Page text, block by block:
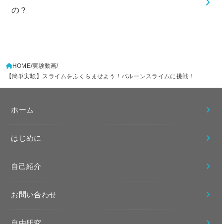
の？
HOME 実験動画
【簡単実験】スライムをふくらませよう！バルーンスライムに挑戦！
ホーム
はじめに
自己紹介
お問い合わせ